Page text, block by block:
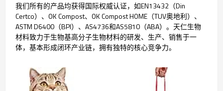
我们所有的产品均获得国际权威认证，如EN13432（Din
Certco）、OK Compost、OK Compost HOME（TUV奥地利）、
ASTM D6400（BPI）、AS4736和AS5810（ABA）。天仁生物
材料致力于生物基高分子生物材料的研发、生产、销售于一
体，基本形成闭环产业链，拥有独特的核心竞争力。